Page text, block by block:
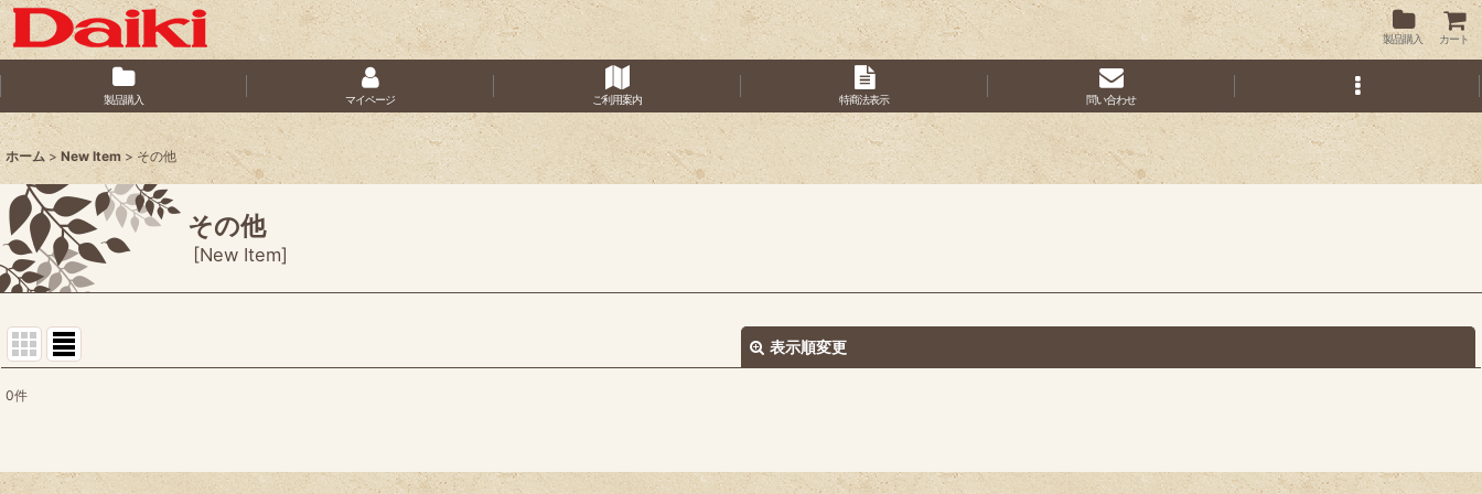
製品購入 カート
製品購入 マイページ ご利用案内 特商法表示 問い合わせ
ホーム > New Item > その他
その他
[New Item]
表示順変更
並び順:
0件